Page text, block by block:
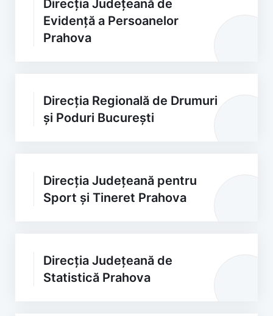
Direcția Județeană de
Evidență a Persoanelor
Prahova
Direcția Regională de Drumuri
și Poduri București
Direcția Județeană pentru
Sport și Tineret Prahova
Direcția Județeană de
Statistică Prahova